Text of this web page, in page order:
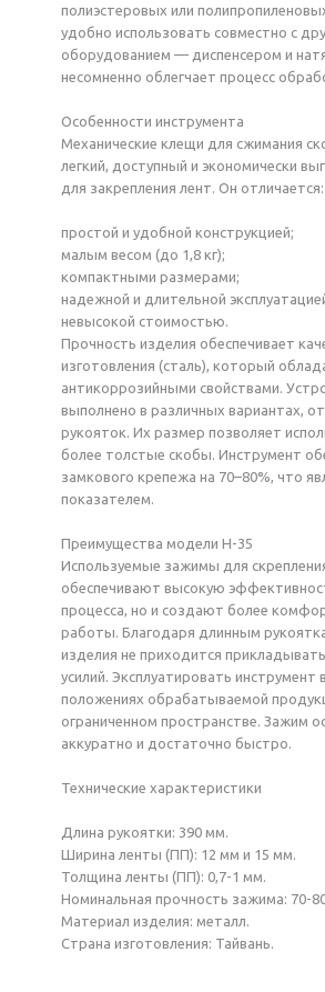
полиэстеровых или
удобно использовать совместно с
оборудованием — диспенсером и
несомненно облегчает процесс
Особенности инструмента
Механические клещи для сжимания
легкий, доступный и экономически
для закрепления лент. Он отличается:
простой и удобной конструкцией;
малым весом (до 1,8 кг);
компактными размерами;
надежной и длительной
невысокой стоимостью.
Прочность изделия обеспечивает
изготовления (сталь), который
антикоррозийными свойствами.
выполнено в различных вариантах,
рукояток. Их размер позволяет
более толстые скобы. Инструмент
замкового крепежа на 70–80%, что
показателем.
Преимущества модели Н-35
Используемые зажимы для
обеспечивают высокую
процесса, но и создают более
работы. Благодаря длинным
изделия не приходится
усилий. Эксплуатировать
положениях обрабатываемой
ограниченном пространстве. Зажим
аккуратно и достаточно быстро.
Технические характеристики
Длина рукоятки: 390 мм.
Ширина ленты (ПП): 12 мм и 15 мм.
Толщина ленты (ПП): 0,7-1 мм.
Номинальная прочность зажима: 70-
Материал изделия: металл.
Страна изготовления: Тайвань.